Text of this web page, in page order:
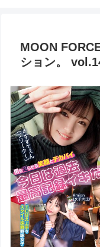
MOON
ション。